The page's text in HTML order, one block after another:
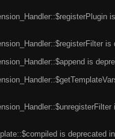
is
is
is deprecated in